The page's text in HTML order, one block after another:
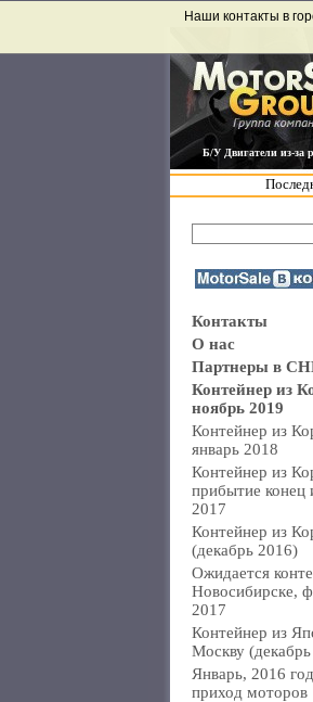
Б/У Двигатели из-за
Наши контакты в
Контакты
О нас
Партнеры в
Контейнер из
ноябрь 2019
Контейнер из
январь 2018
Контейнер из
прибытие конец
2017
Контейнер из
(декабрь 2016)
Ожидается
Новосибирске,
2017
Контейнер из
Москву
Январь, 2016
приход моторов